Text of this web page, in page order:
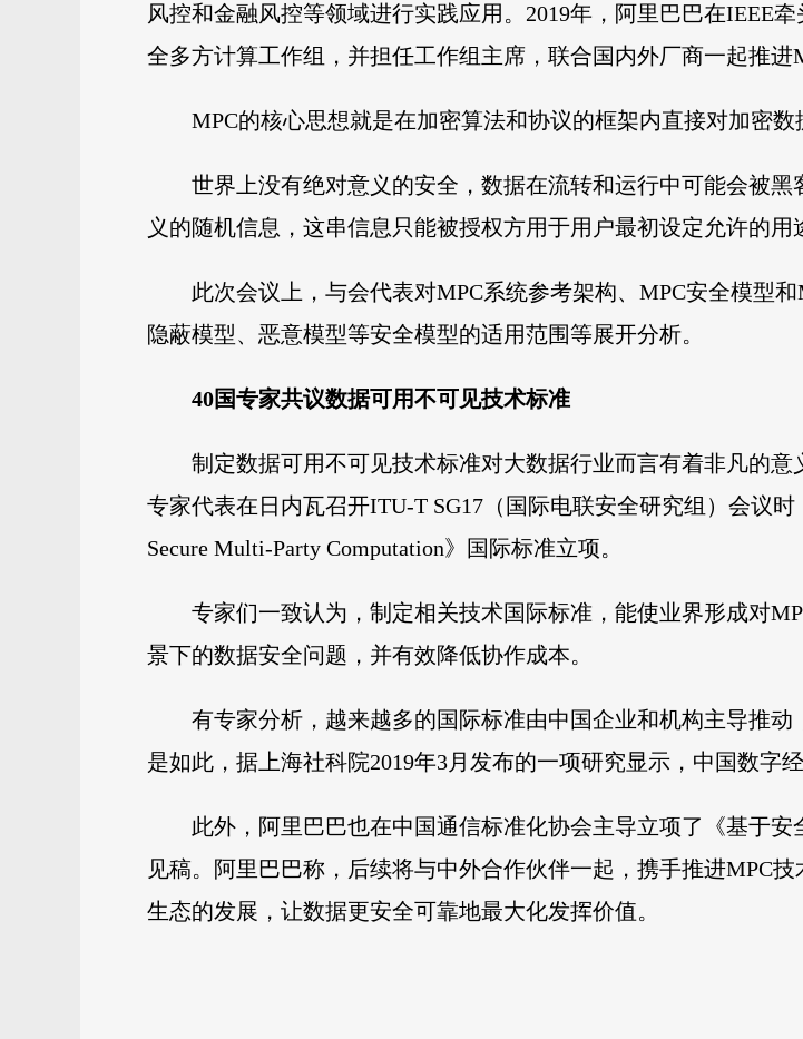
风控和金融风控等领域进行实践应用。2019年，阿里巴巴在IEEE
全多方计算工作组，并担任工作组主席，联合国内外厂商一起推进
MPC的核心思想就是在加密算法和协议的框架内直接对加密
世界上没有绝对意义的安全，数据在流转和运行中可能会被
义的随机信息，这串信息只能被授权方用于用户最初设定允许的用
此次会议上，与会代表对MPC系统参考架构、MPC安全模型
隐蔽模型、恶意模型等安全模型的适用范围等展开分析。
40国专家共议数据可用不可见技术标准
制定数据可用不可见技术标准对大数据行业而言有着非凡的意
专家代表在日内瓦召开ITU-T SG17（国际电联安全研究组）会议
Secure Multi-Party Computation》国际标准立项。
专家们一致认为，制定相关技术国际标准，能使业界形成对
景下的数据安全问题，并有效降低协作成本。
有专家分析，越来越多的国际标准由中国企业和机构主导推
是如此，据上海社科院2019年3月发布的一项研究显示，中国数字
此外，阿里巴巴也在中国通信标准化协会主导立项了《基于
见稿。阿里巴巴称，后续将与中外合作伙伴一起，携手推进MPC
生态的发展，让数据更安全可靠地最大化发挥价值。